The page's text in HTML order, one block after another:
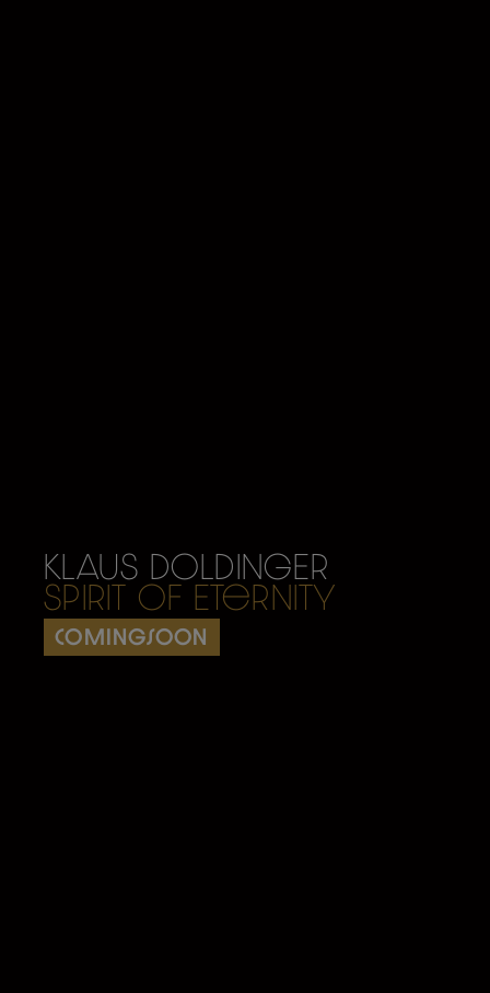
KLAUS DOLDINGER
Spirit Of Eternity
comingsoon